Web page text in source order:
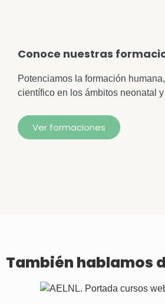
Conoce nuestras
Potenciamos la formación
científico en los ámbitos neonatal
Ver formaciones
También hablamos